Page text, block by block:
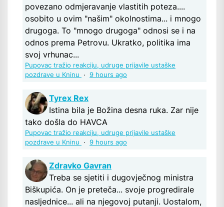
povezano odmjeravanje vlastitih poteza....
osobito u ovim "našim" okolnostima... i mnogo
drugoga. To "mnogo drugoga" odnosi se i na
odnos prema Petrovu. Ukratko, politika ima
svoj vrhunac...
Pupovac tražio reakciju, udruge prijavile ustaške
pozdrave u Kninu
· 9 hours ago
Tyrex Rex
Istina bila je Božina desna ruka. Zar nije
tako došla do HAVCA
Pupovac tražio reakciju, udruge prijavile ustaške
pozdrave u Kninu
· 9 hours ago
Zdravko Gavran
Treba se sjetiti i dugovječnog ministra
Biškupića. On je preteča... svoje progredirale
nasljednice... ali na njegovoj putanji. Uostalom,